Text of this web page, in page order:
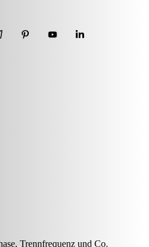
Trennfrequenz und Co.